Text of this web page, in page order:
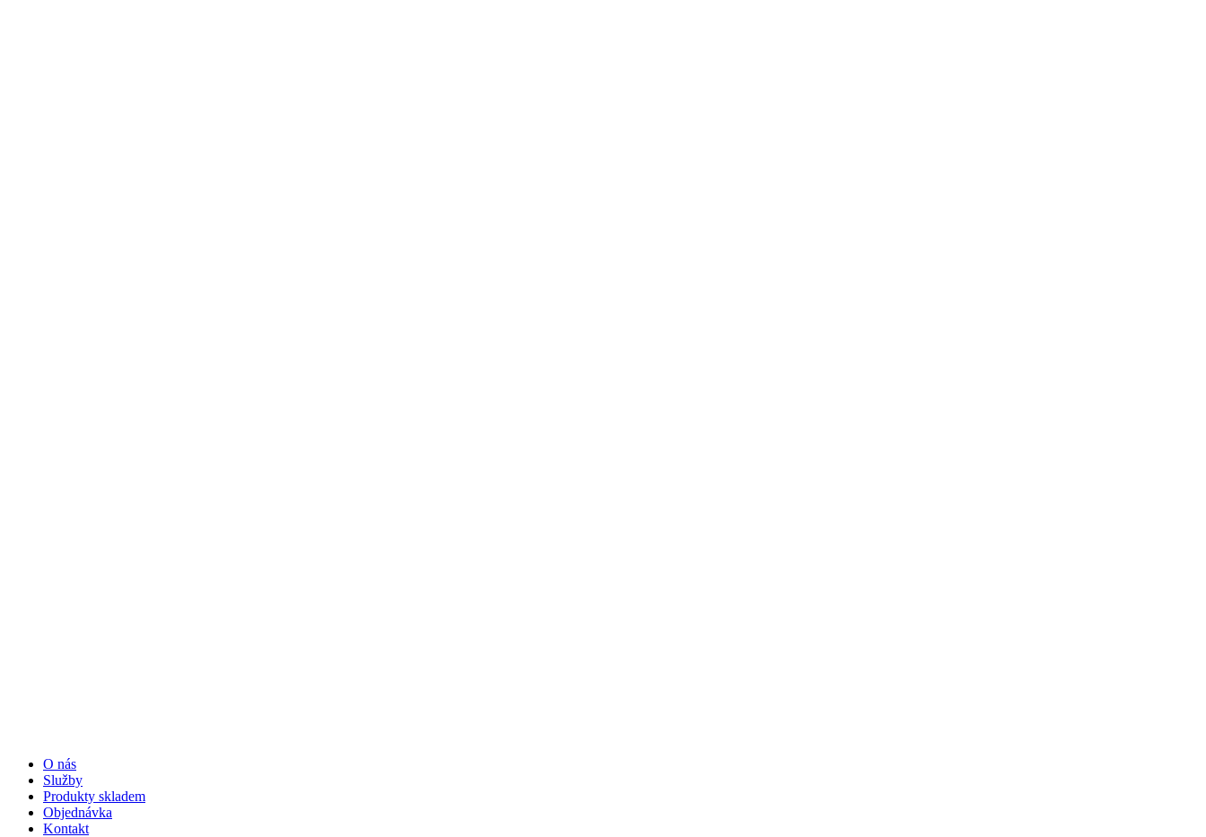
O nás
Služby
Produkty skladem
Objednávka
Kontakt